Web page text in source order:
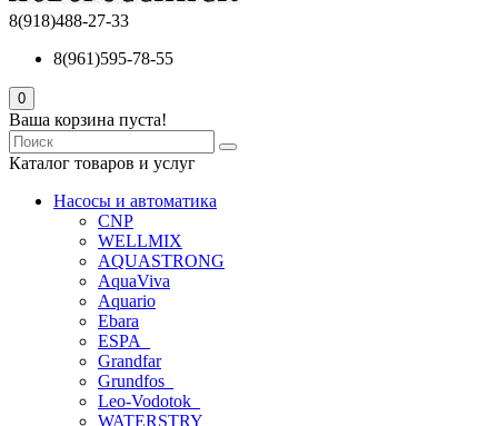
8(918)488-27-33
8(961)595-78-55
0
Ваша корзина пуста!
Каталог товаров и услуг
Насосы и автоматика
CNP
WELLMIX
AQUASTRONG
AquaViva
Aquario
Ebara
ESPA_
Grandfar
Grundfos_
Leo-Vodotok_
WATERSTRY